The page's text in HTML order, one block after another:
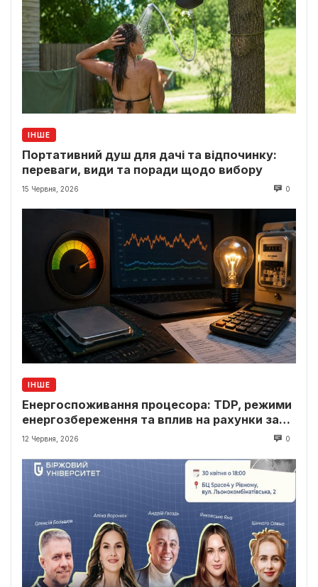
ІНШЕ
Портативний душ для дачі та відпочинку:
переваги, види та поради щодо вибору
15 Червня, 2026 0
ІНШЕ
Енергоспоживання процесора: TDP, режими
енергозбереження та вплив на рахунки за
світло
12 Червня, 2026 0